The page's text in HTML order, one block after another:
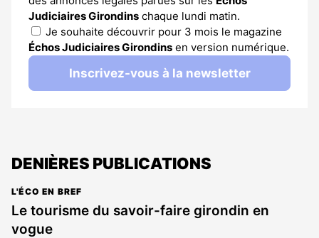
Judiciaires Girondins chaque lundi matin.
Je souhaite découvrir pour 3 mois le magazine
Échos Judiciaires Girondins en version numérique.
Inscrivez-vous à la newsletter
DENIÈRES PUBLICATIONS
L'ÉCO EN BREF
Le tourisme du savoir-faire girondin en
vogue